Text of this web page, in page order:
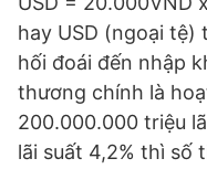
hay USD (ngoại tệ)
hối đoái đến nhập
thương chính là
200.000.000 triệu
lãi suất 4,2% thì số